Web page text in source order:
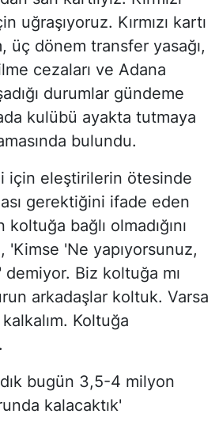
uğraşıyoruz. Kırmızı kartı
üç dönem transfer yasağı,
cezaları ve Adana
durumlar gündeme
kulübü ayakta tutmaya
bulundu.
için eleştirilerin ötesinde
gerektiğini ifade eden
bağlı olmadığını
'Kimse 'Ne yapıyorsunuz,
Biz koltuğa mı
arkadaşlar koltuk. Varsa
Koltuğa
bugün 3,5-4 milyon
kalacaktık'